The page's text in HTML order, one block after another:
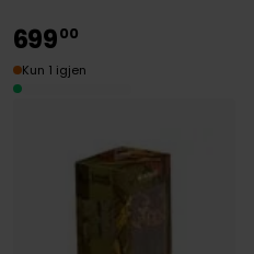
69900
Kun 1 igjen